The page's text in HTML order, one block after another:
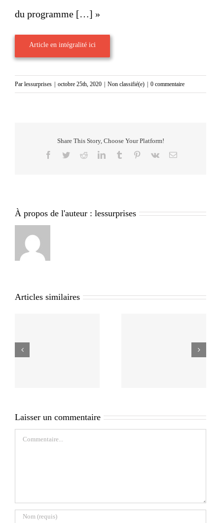
du programme […] »
Article en intégralité ici
Par lessurprises octobre 25th, 2020 Non classifié(e) 0 commentaire
Share This Story, Choose Your Platform!
Facebook
TwitterRedditLinkedInTumblr Pinterest
Vk Email
À propos de l'auteur : lessurprises
Articles similaires
Laisser un commentaire
Commentaire